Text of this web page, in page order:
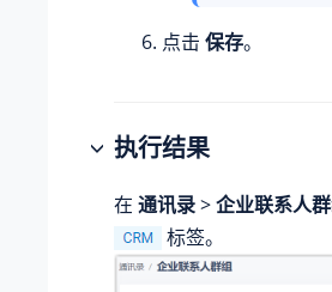
点击 保存。
执行结果
在 通讯录>企业联系人
标签。